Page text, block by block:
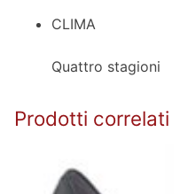
CLIMA
Quattro stagioni
Prodotti correlati